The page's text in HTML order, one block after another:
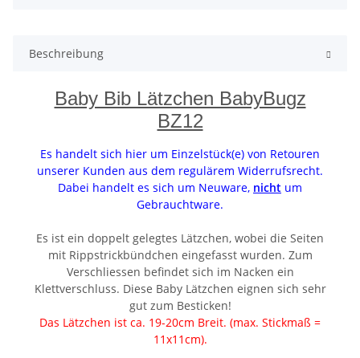
Beschreibung
Baby Bib Lätzchen BabyBugz
BZ12
Es handelt sich hier um Einzelstück(e) von Retouren
unserer Kunden aus dem regulärem Widerrufsrecht.
Dabei handelt es sich um Neuware, nicht um
Gebrauchtware.
Es ist ein doppelt gelegtes Lätzchen, wobei die Seiten
mit Rippstrickbündchen eingefasst wurden. Zum
Verschliessen befindet sich im Nacken ein
Klettverschluss. Diese Baby Lätzchen eignen sich sehr
gut zum Besticken!
Das Lätzchen ist ca. 19-20cm Breit. (max. Stickmaß =
11x11cm).